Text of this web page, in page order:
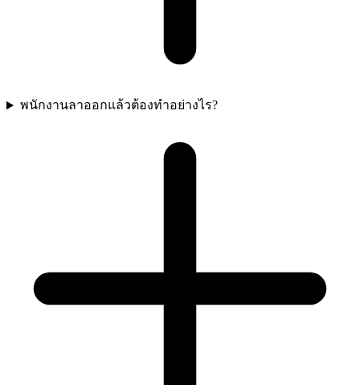
พนักงานลาออกแล้วต้องทำอย่างไร?